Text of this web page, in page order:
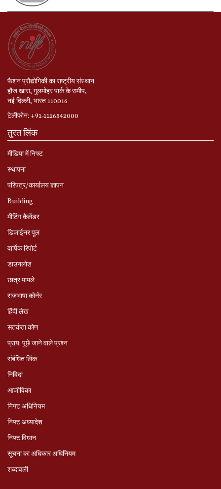
फैशन प्रौद्योगिकी का राष्ट्रीय संस्थान
हौज खास, गुलमोहर पार्क के समीप,
नई दिल्ली, भारत 110016
टेलीफोन: +91-1126542000
तुरत लिंक
मीडिया में निफ्ट
स्‍थापना
परिपत्र/कार्यालय ज्ञापन
Building
मीटिंग कैलेंडर
डिजाईनर पूल
वार्षिक रिपोर्ट
डाउनलोड
छात्र मामले
राजभाषा कोर्नर
हिंदी लेख
सतर्कता कोण
प्राय: पूछे जाने वाले प्रश्‍न
संबंधित लिंक
निविदा
आजीविका
निफ्ट अधिनियम
निफ्ट अध्‍यादेश
निफ्ट विधान
सूचना का अधिकार अधिनियम
शब्दावली